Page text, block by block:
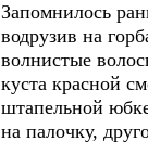
Запомнилось
водрузив на
волнистые
куста красной
штапельной
на палочку,